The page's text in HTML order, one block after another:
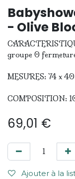
- Olive
groupe 0
MESURES: 74 x
COMPOSITION:
69,01 €
Ajouter à la